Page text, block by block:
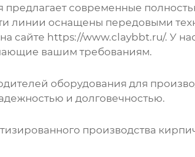
предлагает современные
линии оснащены передовыми
сайте https://www.claybbt.ru/. У
вашим требованиям.
оборудования для
и долговечностью.
производства